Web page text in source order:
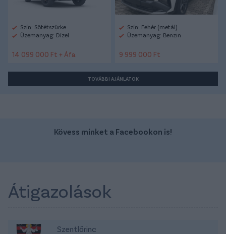
Szín: Sötétszürke
Üzemanyag: Dízel
14 099 000 Ft + Áfa
Szín: Fehér (metál)
Üzemanyag: Benzin
9 999 000 Ft
TOVÁBBI AJÁNLATOK
Kövess minket a Facebookon is!
Átigazolások
Szentlőrinc